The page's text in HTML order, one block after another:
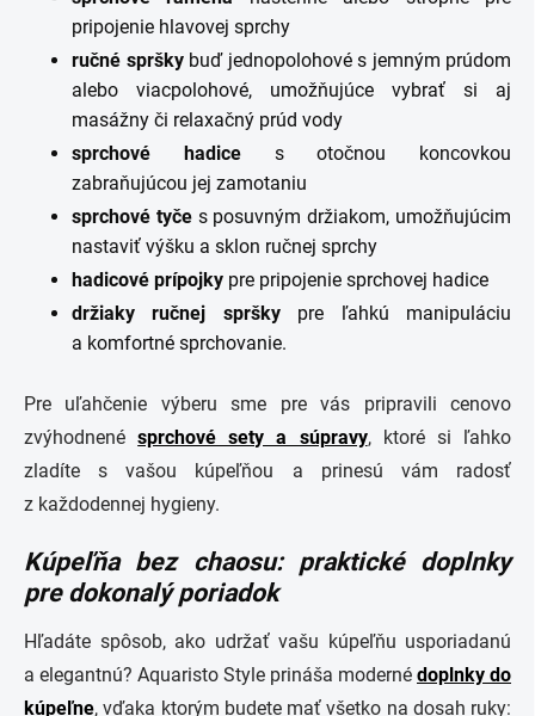
pripojenie hlavovej sprchy
ručné sprškybuď jednopolohové s jemným prúdom
alebo viacpolohové, umožňujúce vybrať si aj
masážny či relaxačný prúd vody
sprchové
hadices otočnou koncovkou
zabraňujúcou jej zamotaniu
sprchové tyčes posuvným držiakom, umožňujúcim
nastaviť výšku a sklon ručnej sprchy
hadicové prípojky pre pripojenie sprchovej hadice
držiaky
ručnej sprškypre ľahkú manipuláciu
a komfortné sprchovanie.
Pre uľahčenie výberu sme pre vás pripravili cenovo
zvýhodnenésprchové sety a súpravy, ktoré si ľahko
zladíte s vašou kúpeľňou a prinesú vám radosť
z každodennej hygieny.
Kúpeľňa bez chaosu: praktické doplnky
pre dokonalý poriadok
Hľadáte spôsob, ako udržať vašu kúpeľňu usporiadanú
a elegantnú? Aquaristo Style prináša moderné doplnky do
kúpeľne, vďaka ktorým budete mať všetko na dosah ruky: